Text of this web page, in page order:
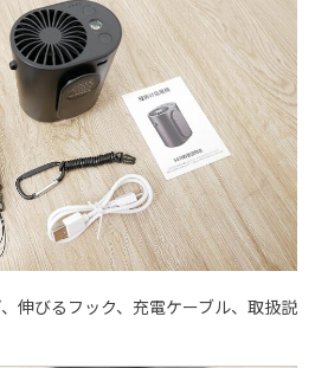
伸びるフック、充電ケーブル、取扱説